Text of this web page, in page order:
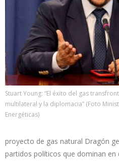
Stuart Young: “El éxito del gas
multilateral y la diplomacia” (Foto
Energéticas)
proyecto de gas natural Dragón
partidos políticos que dominan